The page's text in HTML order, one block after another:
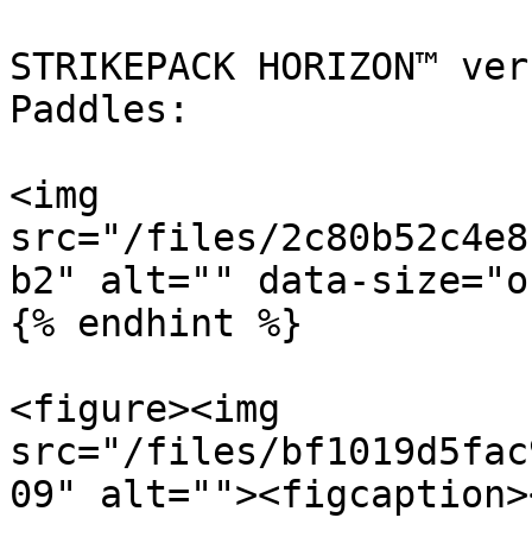
STRIKEPACK
Paddles:
<img
src="/files/
b2" alt="" data-
{% endhint %}
<figure><img
src="/files/
09"